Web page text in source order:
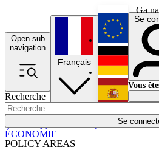
Ga
Open sub
navigation
Recherche
Se
POLICY AREAS
Économie
Français
English
Deutsch
Español
Se
Vous
ÉCONOMIE